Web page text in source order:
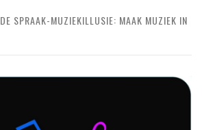
DE SPRAAK-MUZIEKILLUSIE: MAAK MUZIEK IN